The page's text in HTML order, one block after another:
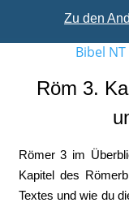
Zu den
Bibel NT
Röm 3.
Römer 3 im
Kapitel des
Textes und wie du